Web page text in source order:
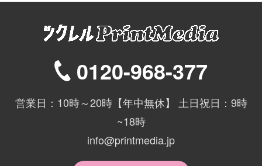
0120-968-377
営業日：10時～20時【年中無休】 土日祝日：9時
~18時
info@printmedia.jp